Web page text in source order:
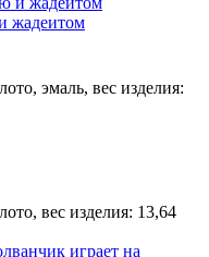
жадеитом
эмаль, вес изделия:
вес изделия: 13,64